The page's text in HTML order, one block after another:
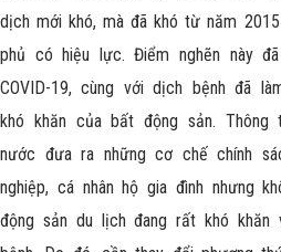
dịch mới khó, mà đã khó từ năm
phủ có hiệu lực. Điểm nghẽn này
COVID-19, cùng với dịch bệnh đã
khó khăn của bất động sản. Thông
nước đưa ra những cơ chế chính
nghiệp, cá nhân hộ gia đình nhưng
động sản du lịch đang rất khó khăn